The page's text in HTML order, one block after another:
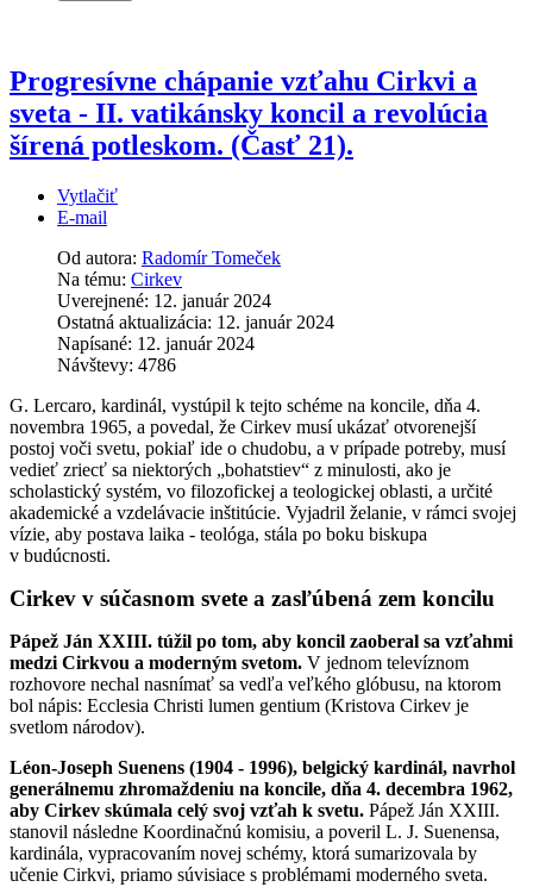
Progresívne chápanie vzťahu Cirkvi a
sveta - II. vatikánsky koncil a revolúcia
šírená potleskom. (Časť 21).
Vytlačiť
E-mail
Od autora: Radomír Tomeček
Na tému: Cirkev
Uverejnené: 12. január 2024
Ostatná aktualizácia: 12. január 2024
Napísané: 12. január 2024
Návštevy: 4786
G. Lercaro, kardinál, vystúpil k tejto schéme na koncile, dňa 4.
novembra 1965, a povedal, že Cirkev musí ukázať otvorenejší
postoj voči svetu, pokiaľ ide o chudobu, a v prípade potreby, musí
vedieť zriecť sa niektorých „bohatstiev“ z minulosti, ako je
scholastický systém, vo filozofickej a teologickej oblasti, a určité
akademické a vzdelávacie inštitúcie. Vyjadril želanie, v rámci svojej
vízie, aby postava laika - teológa, stála po boku biskupa
v budúcnosti.
Cirkev v súčasnom svete a zasľúbená zem koncilu
Pápež Ján XXIII. túžil po tom, aby koncil zaoberal sa vzťahmi
medzi Cirkvou a moderným svetom. V jednom televíznom
rozhovore nechal nasnímať sa vedľa veľkého glóbusu, na ktorom
bol nápis: Ecclesia Christi lumen gentium (Kristova Cirkev je
svetlom národov).
Léon-Joseph Suenens (1904 - 1996), belgický kardinál, navrhol
generálnemu zhromaždeniu na koncile, dňa 4. decembra 1962,
aby Cirkev skúmala celý svoj vzťah k svetu. Pápež Ján XXIII.
stanovil následne Koordinačnú komisiu, a poveril L. J. Suenensa,
kardinála, vypracovaním novej schémy, ktorá sumarizovala by
učenie Cirkvi, priamo súvisiace s problémami moderného sveta.